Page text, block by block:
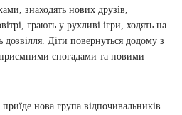
знаходять нових друзів,
грають у рухливі ігри, ходять на
дозвілля. Діти повернуться додому з
спогадами та новими
нова група відпочивальників.